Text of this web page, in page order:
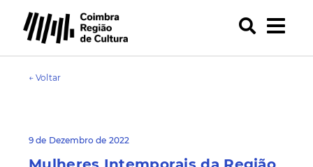
← Voltar
9 de Dezembro de 2022